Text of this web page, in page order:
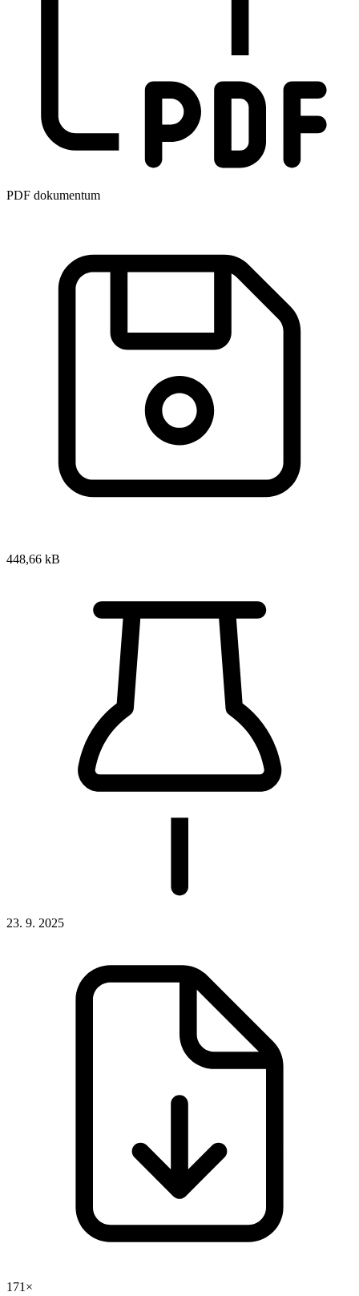
PDF dokumentum
448,66 kB
23. 9. 2025
171×